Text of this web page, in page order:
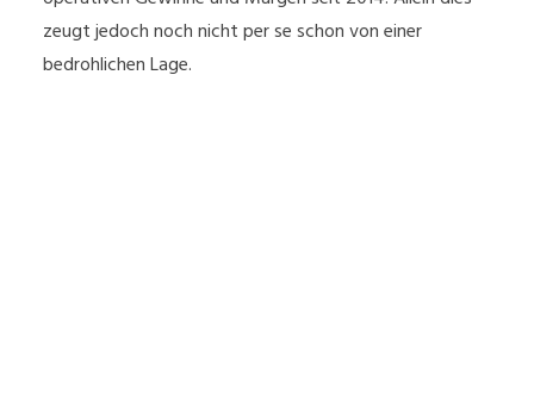
zeugt jedoch noch nicht per se schon von einer
bedrohlichen Lage.